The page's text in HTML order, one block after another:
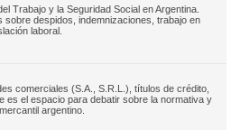
Trabajo y la Seguridad Social en Argentina.
sobre despidos, indemnizaciones, trabajo en
laboral.
comerciales (S.A., S.R.L.), títulos de crédito,
es el espacio para debatir sobre la normativa y
argentino.